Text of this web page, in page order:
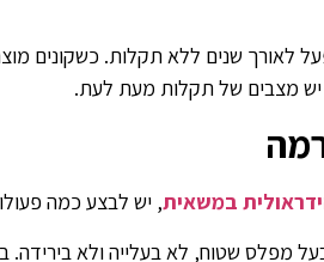
לאורך שנים ללא תקלות. כשקונים
מצבים של תקלות מעת לעת.
במשאית, יש לבצע כמה
מפלס שטוח, לא בעלייה ולא